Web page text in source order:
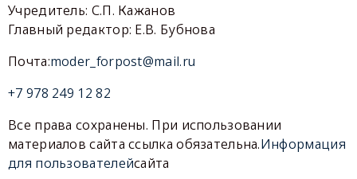
Учредитель: С.П. Кажанов
Главный редактор: Е.В. Бубнова
Почта:moder_forpost@mail.ru
+7 978 249 12 82
Все права сохранены. При использовании
материалов сайта ссылка обязательна.Информация
для пользователейсайта